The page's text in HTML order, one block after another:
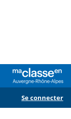
Se connecter